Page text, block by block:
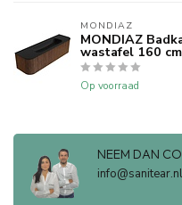
MONDIAZ
MONDIAZ
wastafel 160 cm
Op voorraad
NEEM DAN
info@sanitear.nl